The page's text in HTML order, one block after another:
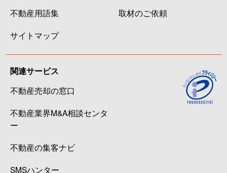
不動産用語集
サイトマップ
取材のご依頼
関連サービス
不動産売却の窓口
不動産業界M&A相談センタ
ー
不動産の集客ナビ
SMSハンター